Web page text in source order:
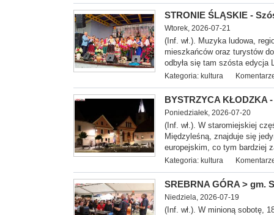
STRONIE ŚLĄSKIE -
Wtorek, 2026-07-21
(Inf. wł.). Muzyka ludowa,
mieszkańców oraz turystów
odbyła się tam szósta edycja
Kategoria: kultura
BYSTRZYCA KŁODZKA
Poniedziałek, 2026-07-20
(Inf. wł.). W staromiejskiej
Międzyleśną, znajduje się
europejskim, co tym bardziej
Kategoria: kultura
SREBRNA GÓRA > gm.
Niedziela, 2026-07-19
(Inf. wł.). W minioną sobotę,